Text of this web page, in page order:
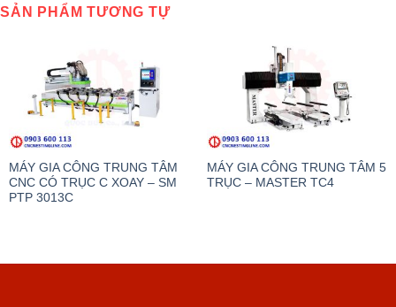
SẢN PHẨM TƯƠNG TỰ
MÁY GIA CÔNG TRUNG TÂM
CNC CÓ TRỤC C XOAY – SM
PTP 3013C
MÁY GIA CÔNG TRUNG TÂM 5
TRỤC – MASTER TC4